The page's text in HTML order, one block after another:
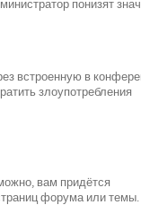
понизят
встроенную в
злоупотребления
вам придётся
форума или темы.